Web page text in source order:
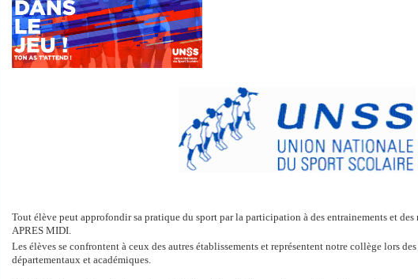
Tout élève peut approfondir sa pratique du sport par la participation à des entrainements et
APRES MIDI.
Les élèves se confrontent à ceux des autres établissements et représentent notre collège lors
départementaux et académiques.